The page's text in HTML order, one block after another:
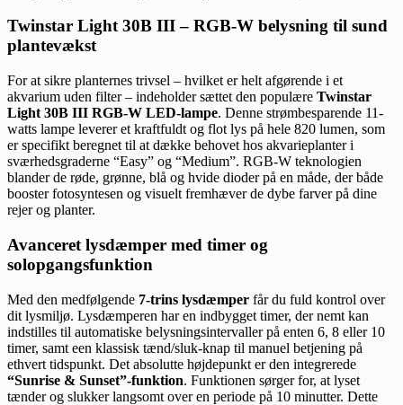
Twinstar Light 30B III – RGB-W belysning til sund
plantevækst
For at sikre planternes trivsel – hvilket er helt afgørende i et
akvarium uden filter – indeholder sættet den populære Twinstar
Light 30B III RGB-W LED-lampe. Denne strømbesparende 11-
watts lampe leverer et kraftfuldt og flot lys på hele 820 lumen, som
er specifikt beregnet til at dække behovet hos akvarieplanter i
sværhedsgraderne “Easy” og “Medium”. RGB-W teknologien
blander de røde, grønne, blå og hvide dioder på en måde, der både
booster fotosyntesen og visuelt fremhæver de dybe farver på dine
rejer og planter.
Avanceret lysdæmper med timer og
solopgangsfunktion
Med den medfølgende 7-trins lysdæmper får du fuld kontrol over
dit lysmiljø. Lysdæmperen har en indbygget timer, der nemt kan
indstilles til automatiske belysningsintervaller på enten 6, 8 eller 10
timer, samt een klassisk tænd/sluk-knap til manuel betjening på
ethvert tidspunkt. Det absolutte højdepunkt er den integrerede
“Sunrise & Sunset”-funktion. Funktionen sørger for, at lyset
tænder og slukker langsomt over en periode på 10 minutter. Dette